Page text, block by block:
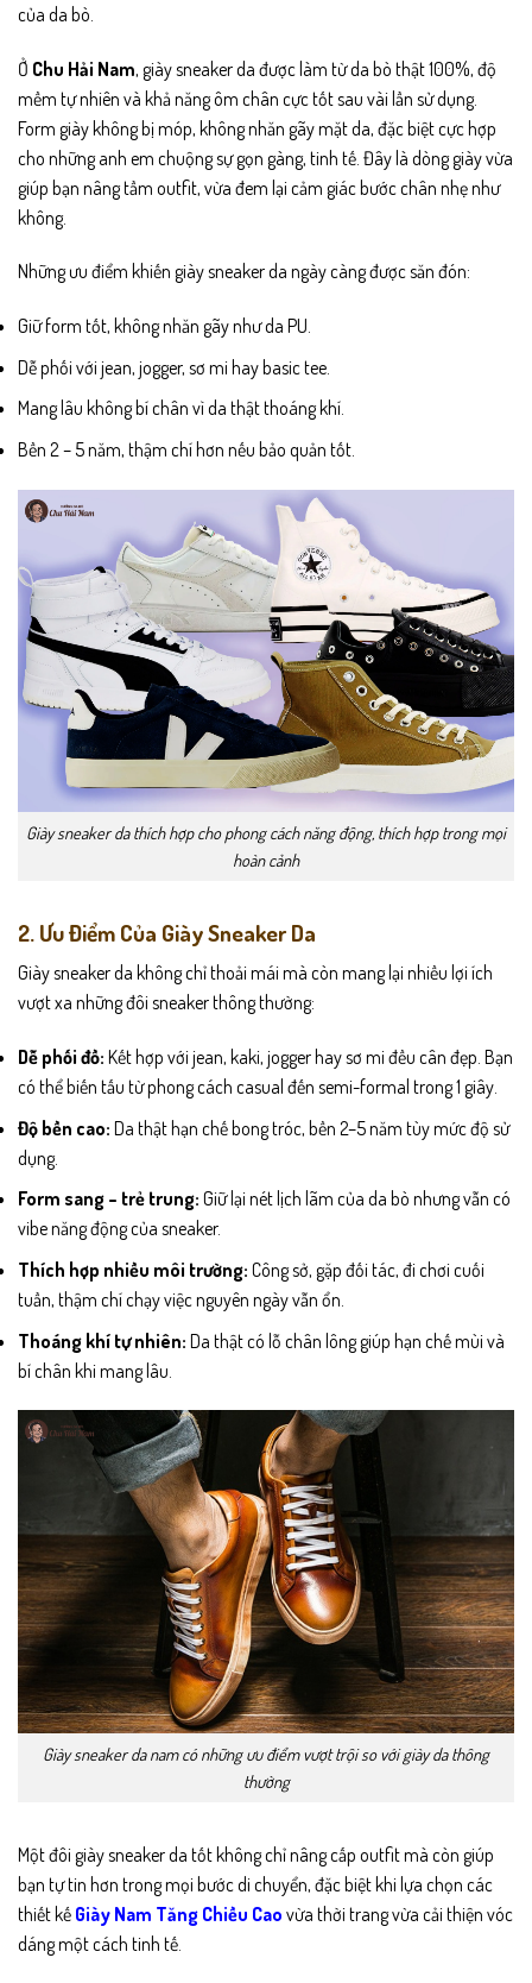
của da bò.
Ở Chu Hải Nam, giày sneaker da được làm từ da bò thật 100%, độ
mềm tự nhiên và khả năng ôm chân cực tốt sau vài lần sử dụng.
Form giày không bị móp, không nhăn gãy mặt da, đặc biệt cực hợp
cho những anh em chuộng sự gọn gàng, tinh tế. Đây là dòng giày vừa
giúp bạn nâng tầm outfit, vừa đem lại cảm giác bước chân nhẹ như
không.
Những ưu điểm khiến giày sneaker da ngày càng được săn đón:
Giữ form tốt, không nhăn gãy như da PU.
Dễ phối với jean, jogger, sơ mi hay basic tee.
Mang lâu không bí chân vì da thật thoáng khí.
Bền 2 – 5 năm, thậm chí hơn nếu bảo quản tốt.
Giày sneaker da thích hợp cho phong cách năng động, thích hợp trong mọi
hoàn cảnh
2. Ưu Điểm Của Giày Sneaker Da
Giày sneaker da không chỉ thoải mái mà còn mang lại nhiều lợi ích
vượt xa những đôi sneaker thông thường:
Dễ phối đồ: Kết hợp với jean, kaki, jogger hay sơ mi đều cân đẹp. Bạn
có thể biến tấu từ phong cách casual đến semi-formal trong 1 giây.
Độ bền cao: Da thật hạn chế bong tróc, bền 2–5 năm tùy mức độ sử
dụng.
Form sang – trẻ trung: Giữ lại nét lịch lãm của da bò nhưng vẫn có
vibe năng động của sneaker.
Thích hợp nhiều môi trường: Công sở, gặp đối tác, đi chơi cuối
tuần, thậm chí chạy việc nguyên ngày vẫn ổn.
Thoáng khí tự nhiên: Da thật có lỗ chân lông giúp hạn chế mùi và
bí chân khi mang lâu.
Giày sneaker da nam có những ưu điểm vượt trội so với giày da thông
thường
Một đôi giày sneaker da tốt không chỉ nâng cấp outfit mà còn giúp
bạn tự tin hơn trong mọi bước di chuyển, đặc biệt khi lựa chọn các
thiết kế Giày Nam Tăng Chiều Cao vừa thời trang vừa cải thiện vóc
dáng một cách tinh tế.